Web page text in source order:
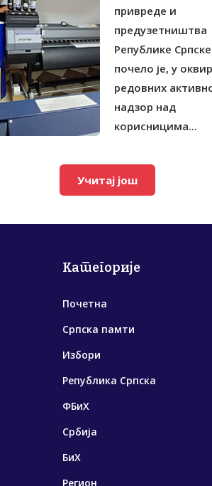
привреде и
предузетништва
Републике Српске
почело је, у
редовних
надзор над
корисницима...
Учитај још
Категорије
Почетна
Српска памти
Избори
Република Српска
ФБиХ
Србија
БиХ
Регион